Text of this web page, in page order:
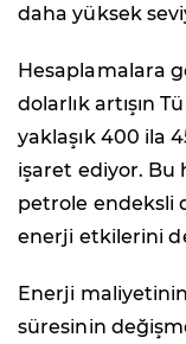
daha yüksek
Hesaplamalara
dolarlık artışın
yaklaşık 400 ila
işaret ediyor. Bu
petrole endeksli
enerji etkilerini
Enerji
süresinin